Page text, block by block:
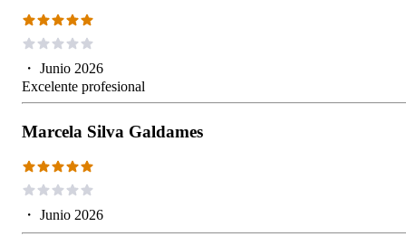
・ Junio 2026
Excelente profesional
Marcela Silva Galdames
・ Junio 2026